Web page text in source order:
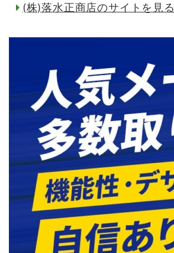
(株)落水正商店のサイトを見る